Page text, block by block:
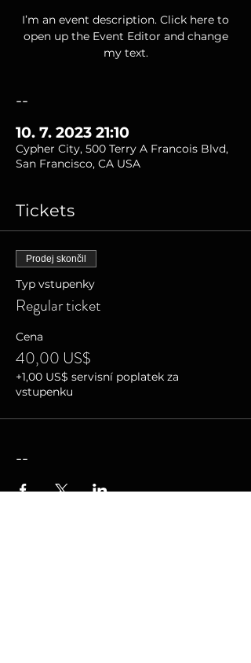
I’m an event description. Click here to
open up the Event Editor and change
my text.
--
10. 7. 2023 21:10
Cypher City, 500 Terry A Francois Blvd,
San Francisco, CA USA
Tickets
Prodej skončil
Typ vstupenky
Regular ticket
Cena
40,00 US$
+1,00 US$ servisní poplatek za
vstupenku
--